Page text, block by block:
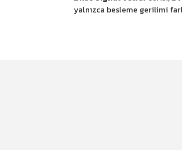
yalnızca besleme gerilimi